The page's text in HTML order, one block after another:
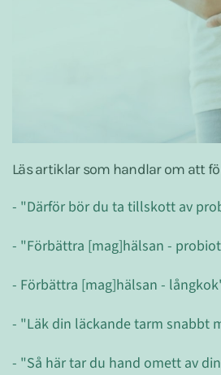
Läs artiklar som handlar om att
- "Därför bör du ta tillskott av
- "Förbättra [mag]hälsan -
- Förbättra [mag]hälsan -
- "Läk din läckande tarm snabbt
- "Så här tar du hand omett av